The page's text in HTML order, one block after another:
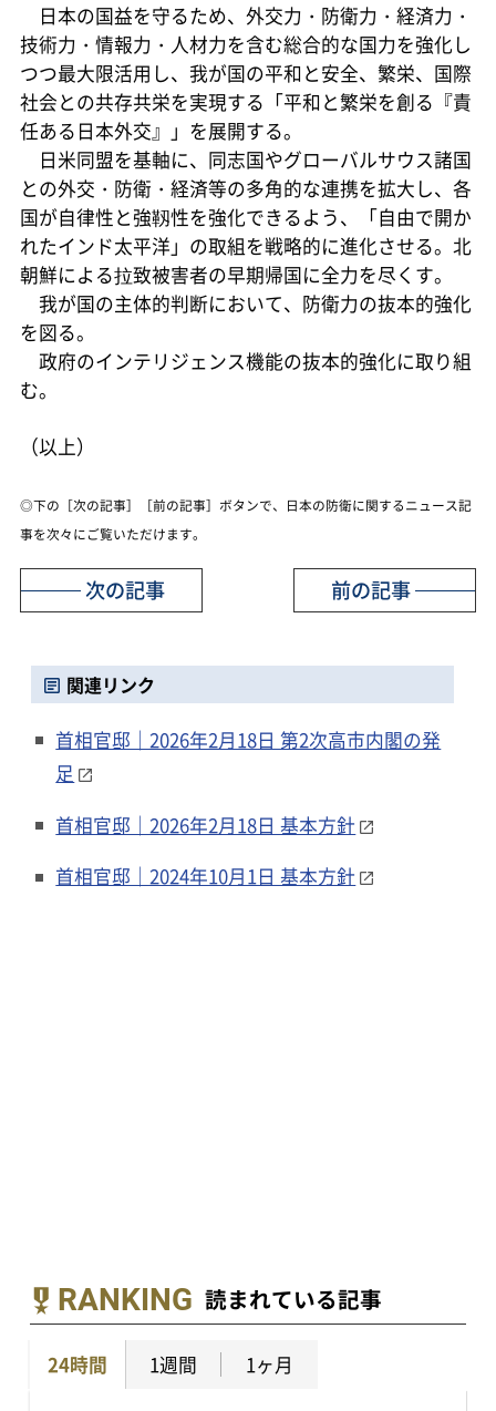
日本の国益を守るため、外交力・防衛力・経済力・
技術力・情報力・人材力を含む総合的な国力を強化し
つつ最大限活用し、我が国の平和と安全、繁栄、国際
社会との共存共栄を実現する「平和と繁栄を創る『責
任ある日本外交』」を展開する。
日米同盟を基軸に、同志国やグローバルサウス諸国
との外交・防衛・経済等の多角的な連携を拡大し、各
国が自律性と強靱性を強化できるよう、「自由で開か
れたインド太平洋」の取組を戦略的に進化させる。北
朝鮮による拉致被害者の早期帰国に全力を尽くす。
我が国の主体的判断において、防衛力の抜本的強化
を図る。
政府のインテリジェンス機能の抜本的強化に取り組
む。
（以上）
◎下の［次の記事］［前の記事］ボタンで、日本の防衛に関するニュース記
事を次々にご覧いただけます。
前の記事
次の記事
関連リンク
首相官邸｜2026年2月18日 第2次高市内閣の発
足
首相官邸｜2026年2月18日 基本方針
首相官邸｜2024年10月1日 基本方針
RANKING 読まれている記事
24時間 1週間 1ヶ月